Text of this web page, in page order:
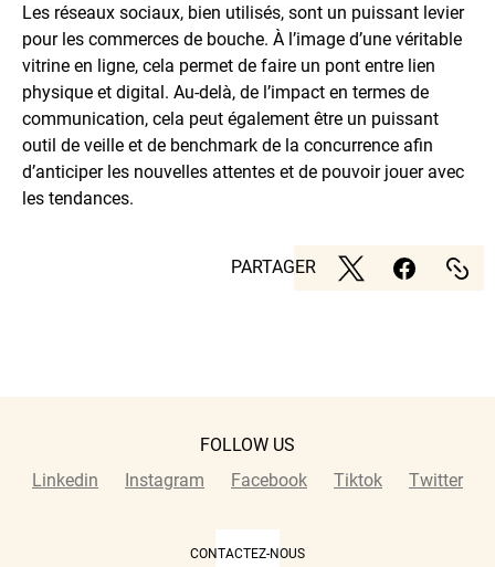
Les réseaux sociaux, bien utilisés, sont un puissant levier
pour les commerces de bouche. À l’image d’une véritable
vitrine en ligne, cela permet de faire un pont entre lien
physique et digital. Au-delà, de l’impact en termes de
communication, cela peut également être un puissant
outil de veille et de benchmark de la concurrence afin
d’anticiper les nouvelles attentes et de pouvoir jouer avec
les tendances.
PARTAGER
FOLLOW US
Linkedin
Instagram Facebook Tiktok Twitter
CONTACTEZ-NOUS